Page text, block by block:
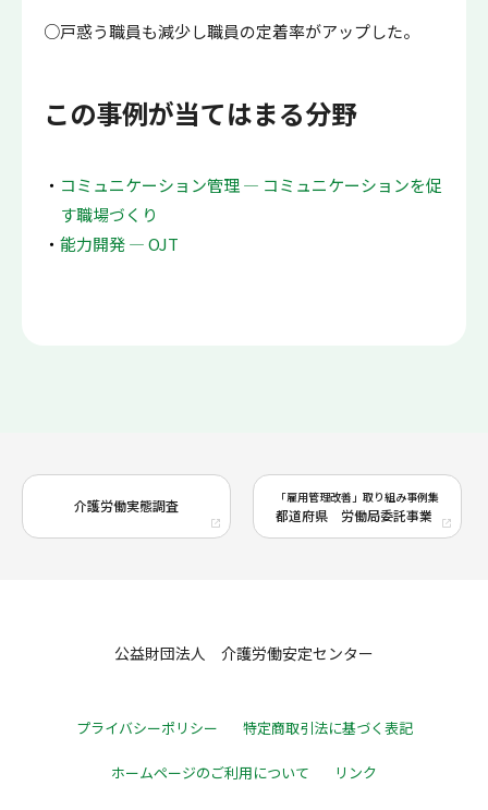
○戸惑う職員も減少し職員の定着率がアップした。
この事例が当てはまる分野
コミュニケーション管理 ― コミュニケーションを促
す職場づくり
能力開発 ― OJT
介護労働実態調査 「雇用管理改善」取り組み事例集
都道府県 労働局委託事業
公益財団法人 介護労働安定センター
プライバシーポリシー 特定商取引法に基づく表記
ホームページのご利用について リンク